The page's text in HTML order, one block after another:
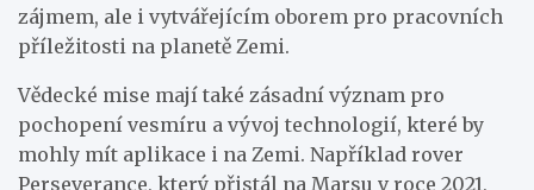
zájmem, ale i vytvářejícím oborem pro pracovních
příležitosti na planetě Zemi.
Vědecké mise mají také zásadní význam pro
pochopení vesmíru a vývoj technologií, které by
mohly mít aplikace i na Zemi. Například rover
Perseverance, který přistál na Marsu v roce 2021,